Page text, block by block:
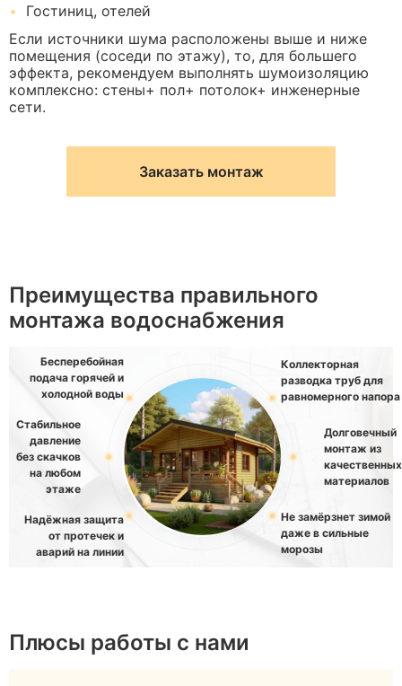
Гостиниц, отелей
Если источники шума расположены выше и ниже
помещения (соседи по этажу), то, для большего
эффекта, рекомендуем выполнять шумоизоляцию
комплексно: стены+ пол+ потолок+ инженерные
сети.
Заказать монтаж
Преимущества правильного
монтажа водоснабжения
Бесперебойная
подача горячей и
холодной воды
Стабильное
давление
без скачков
на любом
этаже
Надёжная защита
от протечек и
аварий на линии
Коллекторная
разводка труб для
равномерного напора
Долговечный
монтаж из
качественных
материалов
Не замёрзнет зимой
даже в сильные
морозы
Плюсы работы с нами